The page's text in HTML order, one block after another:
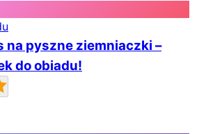
na pyszne ziemniaczki –
do obiadu!